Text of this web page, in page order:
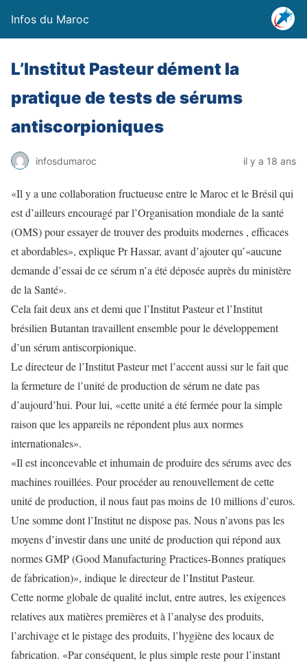
Infos du Maroc
L’Institut Pasteur dément la
pratique de tests de sérums
antiscorpioniques
infosdumaroc il y a 18 ans
«Il y a une collaboration fructueuse entre le Maroc et le Brésil qui
est d’ailleurs encouragé par l’Organisation mondiale de la santé
(OMS) pour essayer de trouver des produits modernes , efficaces
et abordables», explique Pr Hassar, avant d’ajouter qu’«aucune
demande d’essai de ce sérum n’a été déposée auprès du ministère
de la Santé».
Cela fait deux ans et demi que l’Institut Pasteur et l’Institut
brésilien Butantan travaillent ensemble pour le développement
d’un sérum antiscorpionique.
Le directeur de l’Institut Pasteur met l’accent aussi sur le fait que
la fermeture de l’unité de production de sérum ne date pas
d’aujourd’hui. Pour lui, «cette unité a été fermée pour la simple
raison que les appareils ne répondent plus aux normes
internationales».
«Il est inconcevable et inhumain de produire des sérums avec des
machines rouillées. Pour procéder au renouvellement de cette
unité de production, il nous faut pas moins de 10 millions d’euros.
Une somme dont l’Institut ne dispose pas. Nous n’avons pas les
moyens d’investir dans une unité de production qui répond aux
normes GMP (Good Manufacturing Practices-Bonnes pratiques
de fabrication)», indique le directeur de l’Institut Pasteur.
Cette norme globale de qualité inclut, entre autres, les exigences
relatives aux matières premières et à l’analyse des produits,
l’archivage et le pistage des produits, l’hygiène des locaux de
fabrication. «Par conséquent, le plus simple reste pour l’instant